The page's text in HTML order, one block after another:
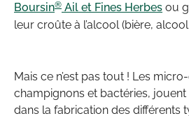
Boursin® Ail et Fines Herbes ou
leur croûte à l’alcool (bière, alcool
Mais ce n’est pas tout ! Les
champignons et bactéries,
dans la fabrication des différents